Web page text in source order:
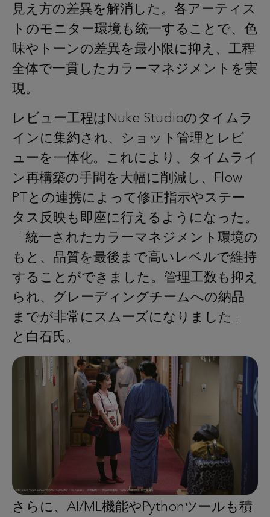
見え方の差異を解消した。各アーティス
トのモニター環境も統一することで、色
味やトーンの差異を最小限に抑え、工程
全体で一貫したカラーマネジメントを実
現。
レビュー工程はNuke Studioのタイムラ
インに集約され、ショット管理とレビ
ューを一体化。これにより、タイムライ
ン再構築の手間を大幅に削減し、Flow
PTとの連携によって修正指示やステー
タス反映も即座に行えるようになった。
「統一されたカラーマネジメント環境の
もと、品質を最後まで高いレベルで維持
することができました。管理工数も抑え
られ、グレーディングチームへの納品
までが非常にスムーズになりました」
と白石氏。
さらに、AI/ML機能やPythonツールも積